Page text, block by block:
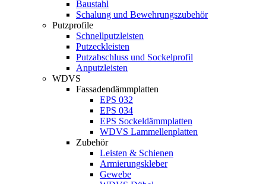
Baustahl
Schalung und Bewehrungszubehör
Putzprofile
Schnellputzleisten
Putzeckleisten
Putzabschluss und Sockelprofil
Anputzleisten
WDVS
Fassadendämmplatten
EPS 032
EPS 034
EPS Sockeldämmplatten
WDVS Lammellenplatten
Zubehör
Leisten & Schienen
Armierungskleber
Gewebe